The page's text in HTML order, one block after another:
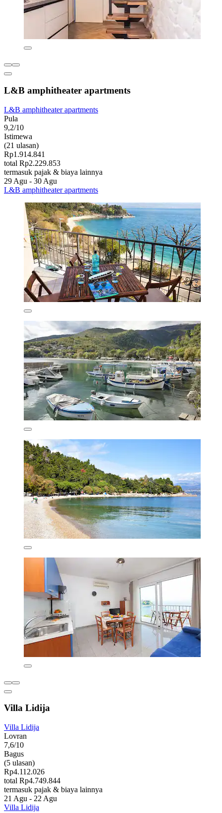
L&B amphitheater apartments
L&B amphitheater apartments
Pula
9,2/10
Istimewa
(21 ulasan)
Rp1.914.841
total Rp2.229.853
termasuk pajak & biaya lainnya
29 Agu - 30 Agu
L&B amphitheater apartments
Villa Lidija
Villa Lidija
Lovran
7,6/10
Bagus
(5 ulasan)
Rp4.112.026
total Rp4.749.844
termasuk pajak & biaya lainnya
21 Agu - 22 Agu
Villa Lidija